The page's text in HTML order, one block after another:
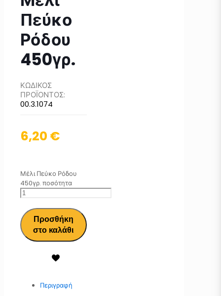
Πεύκο
Ρόδου
450γρ.
ΚΩΔΙΚΟΣ
ΠΡΟΪΟΝΤΟΣ:
00.3.1074
6,20 €
Μέλι Πεύκο Ρόδου
450γρ. ποσότητα
Προσθήκη
στο καλάθι
Περιγραφή